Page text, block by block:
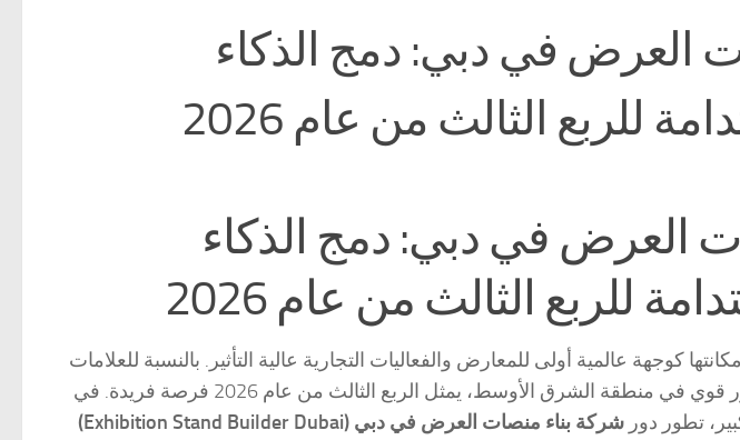
العرض في دبي: دمج الذكاء
للربع الثالث من عام 2026
العرض في دبي: دمج الذكاء
للربع الثالث من عام 2026
دبي ترسيخ مكانتها كوجهة عالمية أولى للمعارض والفعاليات التجارية عالية التأثير. بالنسبة للعلامات
التجارية العالمية التي تتطلع إلى بناء حضور قوي في منطقة الشرق الأوسط، يمثل الربع الثالث من عام 2026 فرصة فريدة. في
تطور دور شركة بناء منصات العرض في دبي (Exhibition Stand Builder Dubai)